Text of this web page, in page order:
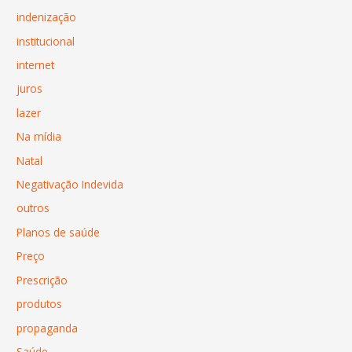
indenização
institucional
internet
juros
lazer
Na mídia
Natal
Negativação Indevida
outros
Planos de saúde
Preço
Prescrição
produtos
propaganda